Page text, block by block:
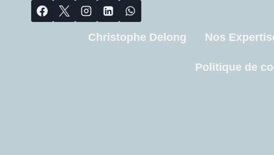
Christophe Delong Nos
Politique de